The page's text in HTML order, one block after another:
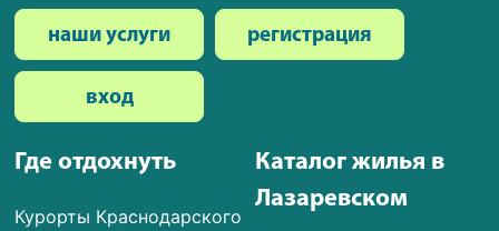
Где отдохнуть
Курорты Краснодарского
Каталог жилья в
Лазаревском
наши услуги регистрация
вход